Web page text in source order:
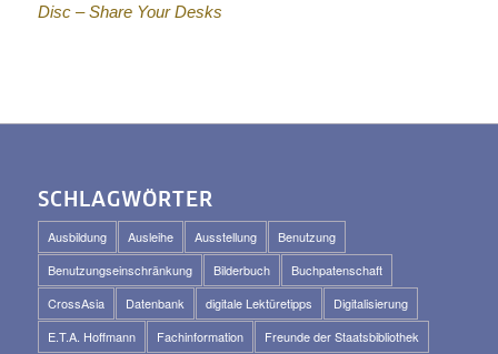
Disc – Share Your Desks
SCHLAGWÖRTER
Ausbildung Ausleihe Ausstellung
Benutzung
Benutzungseinschränkung
Bilderbuch
Buchpatenschaft
CrossAsia
Datenbank digitale Lektüretipps
Digitalisierung
E.T.A. Hoffmann
Fachinformation
Freunde der Staatsbibliothek